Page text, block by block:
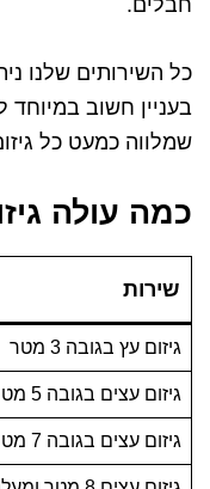
חבלים.
כל השירותים שלנו
בעניין חשוב במיוחד
שמלווה כמעט כל
כמה עולה
שירות
גיזום עץ בגובה 3 מטר
גיזום עצים בגובה 5 מטר
גיזום עצים בגובה 7 מטר